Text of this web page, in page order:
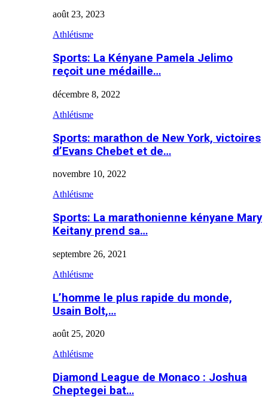
août 23, 2023
Athlétisme
Sports: La Kényane Pamela Jelimo
reçoit une médaille…
décembre 8, 2022
Athlétisme
Sports: marathon de New York, victoires
d’Evans Chebet et de…
novembre 10, 2022
Athlétisme
Sports: La marathonienne kényane Mary
Keitany prend sa…
septembre 26, 2021
Athlétisme
L’homme le plus rapide du monde,
Usain Bolt,…
août 25, 2020
Athlétisme
Diamond League de Monaco : Joshua
Cheptegei bat…